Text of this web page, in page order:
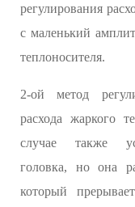
регулирования
с маленький
теплоносителя.
2-ой метод
расхода жаркого
случае также
головка, но она
который